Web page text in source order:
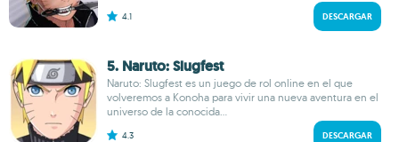
4.1 DESCARGAR
5. Naruto: Slugfest
Naruto: Slugfest es un juego de rol online en el que
volveremos a Konoha para vivir una nueva aventura en el
universo de la conocida...
4.3 DESCARGAR